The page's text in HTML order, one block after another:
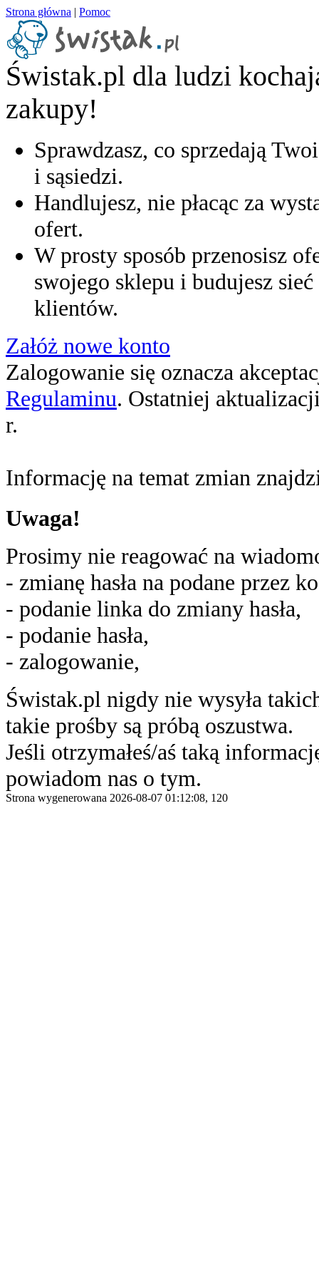
Strona główna | Pomoc
Świstak.pl dla ludzi
zakupy!
Sprawdzasz, co sprzedają
i sąsiedzi.
Handlujesz, nie płacąc za
ofert.
W prosty sposób przenosisz
swojego sklepu i budujesz sieć
klientów.
Załóż nowe konto
Zalogowanie się oznacza
Regulaminu. Ostatniej
r.
Informację na temat zmian
Uwaga!
Prosimy nie reagować na
- zmianę hasła na podane przez
- podanie linka do zmiany hasła,
- podanie hasła,
- zalogowanie,
Świstak.pl nigdy nie wysyła
takie prośby są próbą oszustwa.
Jeśli otrzymałeś/aś taką
powiadom nas o tym.
Strona wygenerowana 2026-08-07 01:12:08, 120